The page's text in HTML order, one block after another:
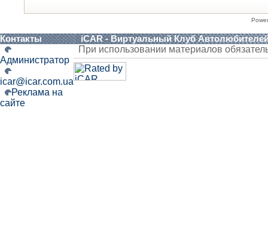
Контакты iCAR - Виртуальный Клуб
Администратор
icar@icar.com.ua
Реклама на
сайте
При использовании материалов